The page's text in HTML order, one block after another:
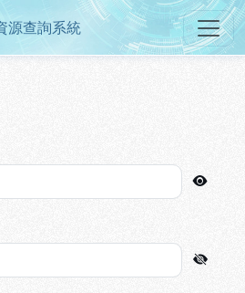
書資訊處電子資
源查詢系統